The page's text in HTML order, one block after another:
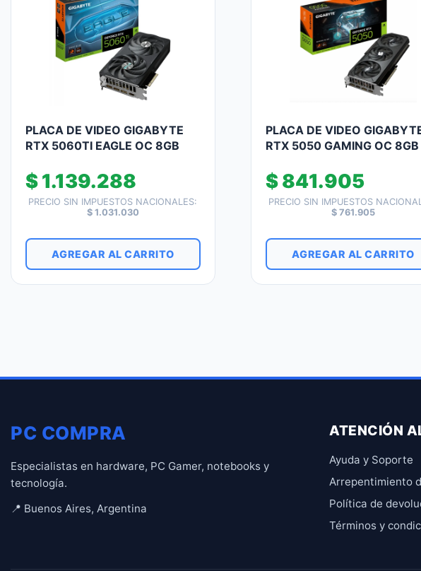
PLACA DE VIDEO GIGABYTE
RTX 5060TI EAGLE OC 8GB
$1.139.288
PRECIO SIN IMPUESTOS NACIONALES:
$1.031.030
AGREGAR AL CARRITO
PLACA DE VIDEO
RTX 5050 GAMING OC 8GB
$841.905
PRECIO SIN IMPUESTOS
$761.905
AGREGAR AL CARRITO
PC COMPRA
Especialistas en hardware, PC Gamer, notebooks y
tecnología.
📍 Buenos Aires, Argentina
ATENCIÓN
Ayuda y Soporte
Arrepentimiento
Política de
Términos y